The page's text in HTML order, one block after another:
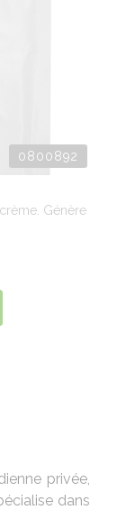
0800892
Génère
privée,
dans